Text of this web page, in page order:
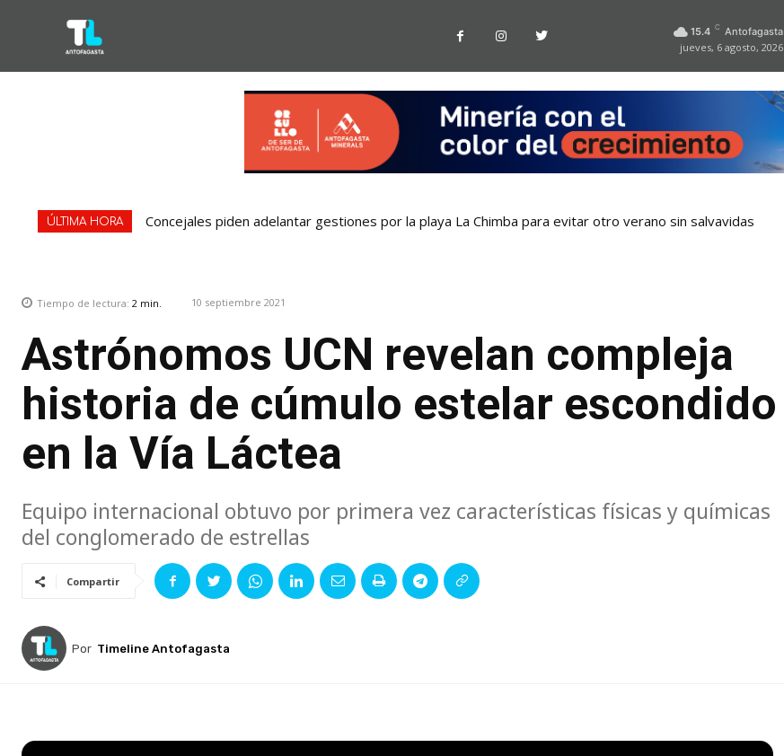
15.4 C Antofagasta
jueves, 6 agosto, 2026
ÚLTIMA HORA Concejales piden adelantar gestiones por la playa La Chimba para evitar otro verano sin salvavidas
Tiempo de lectura: 2 min. 10 septiembre 2021
Astrónomos UCN revelan compleja
historia de cúmulo estelar escondido
en la Vía Láctea
Equipo internacional obtuvo por primera vez características físicas y químicas
del conglomerado de estrellas
Compartir
Por Timeline Antofagasta